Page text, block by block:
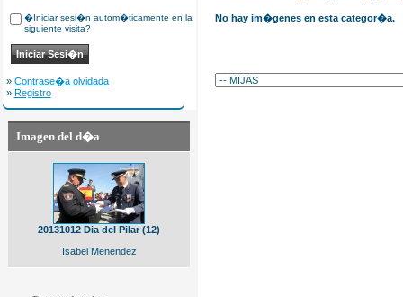
�Iniciar sesi�n autom�ticamente en la
siguiente visita?
» Contrase�a olvidada
» Registro
Imagen del d�a
20131012 Dia del Pilar (12)
Isabel Menendez
No hay im�genes en esta categor�a.